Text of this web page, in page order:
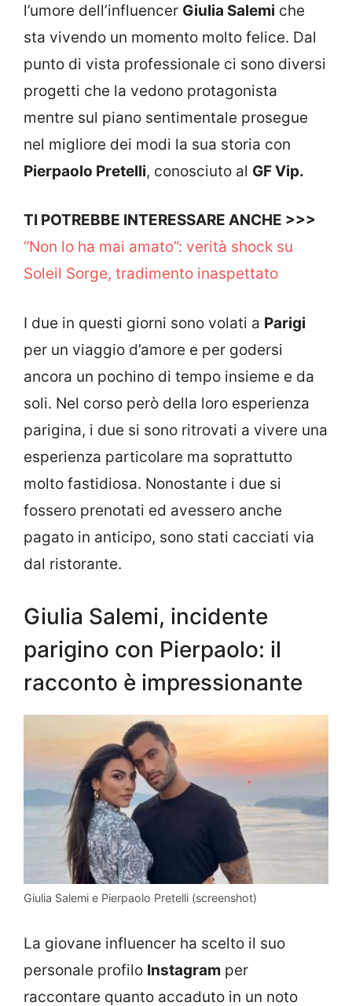
l’umore dell’influencer Giulia Salemi che
sta vivendo un momento molto felice. Dal
punto di vista professionale ci sono diversi
progetti che la vedono protagonista
mentre sul piano sentimentale prosegue
nel migliore dei modi la sua storia con
Pierpaolo Pretelli, conosciuto al GF Vip.
TI POTREBBE INTERESSARE ANCHE >>>
“Non lo ha mai amato”: verità shock su
Soleil Sorge, tradimento inaspettato
I due in questi giorni sono volati a Parigi
per un viaggio d’amore e per godersi
ancora un pochino di tempo insieme e da
soli. Nel corso però della loro esperienza
parigina, i due si sono ritrovati a vivere una
esperienza particolare ma soprattutto
molto fastidiosa. Nonostante i due si
fossero prenotati ed avessero anche
pagato in anticipo, sono stati cacciati via
dal ristorante.
Giulia Salemi, incidente
parigino con Pierpaolo: il
racconto è impressionante
Giulia Salemi e Pierpaolo Pretelli (screenshot)
La giovane influencer ha scelto il suo
personale profilo Instagram per
raccontare quanto accaduto in un noto